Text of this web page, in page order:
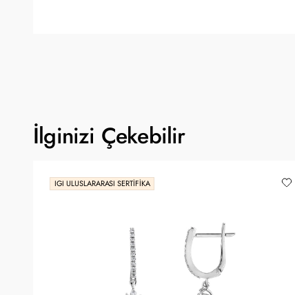
İlginizi Çekebilir
IGI ULUSLARARASI SERTIFIKA